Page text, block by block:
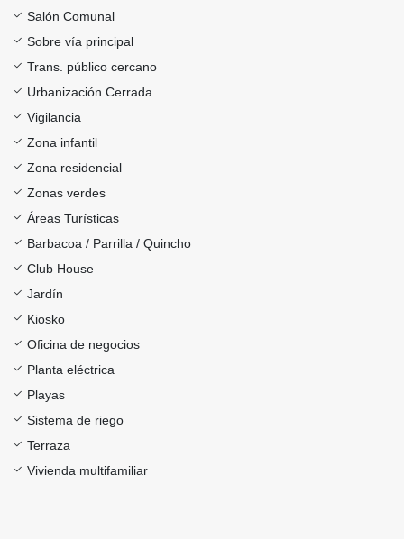
Salón Comunal
Sobre vía principal
Trans. público cercano
Urbanización Cerrada
Vigilancia
Zona infantil
Zona residencial
Zonas verdes
Áreas Turísticas
Barbacoa / Parrilla / Quincho
Club House
Jardín
Kiosko
Oficina de negocios
Planta eléctrica
Playas
Sistema de riego
Terraza
Vivienda multifamiliar